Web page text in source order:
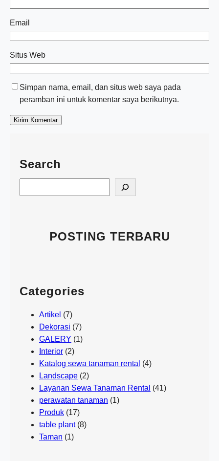
Email
Situs Web
Simpan nama, email, dan situs web saya pada
peramban ini untuk komentar saya berikutnya.
Search
e
POSTING TERBARU
Categories
Artikel (7)
Dekorasi (7)
GALERY (1)
Interior (2)
Katalog sewa tanaman rental (4)
Landscape (2)
Layanan Sewa Tanaman Rental (41)
perawatan tanaman (1)
Produk (17)
table plant(8)
Taman (1)